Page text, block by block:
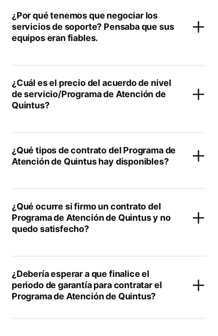
¿Por qué tenemos que negociar los
servicios de soporte? Pensaba que sus
equipos eran fiables.
¿Cuál es el precio del acuerdo de nivel
de servicio/Programa de Atención de
Quintus?
¿Qué tipos de contrato del Programa de
Atención de Quintus hay disponibles?
¿Qué ocurre si firmo un contrato del
Programa de Atención de Quintus y no
quedo satisfecho?
¿Debería esperar a que finalice el
periodo de garantía para contratar el
Programa de Atención de Quintus?